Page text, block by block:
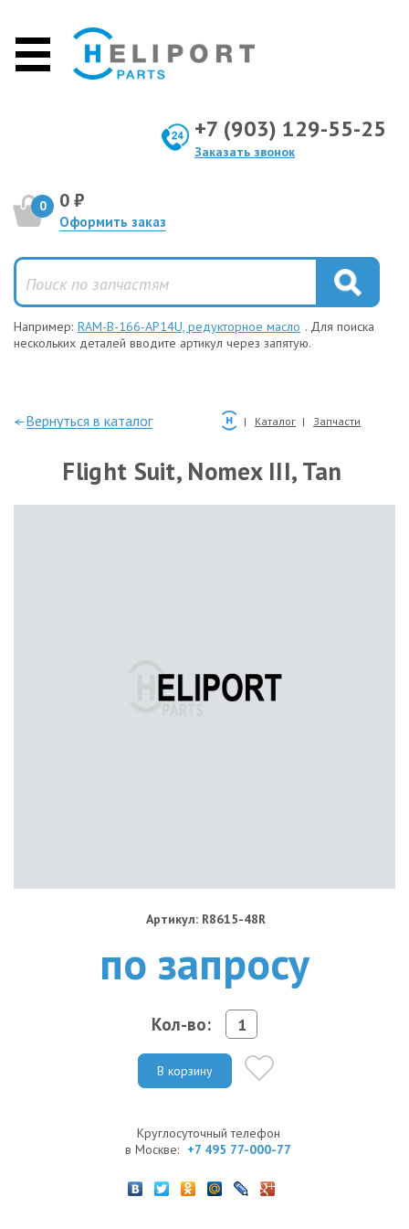
+7 (903) 129-55-25
Заказать звонок
0 0 ₽
Оформить заказ
Например: RAM-B-166-AP14U, редукторное масло . Для поиска
нескольких деталей вводите артикул через запятую.
—Вернуться в каталог Каталог Запчасти
Flight Suit, Nomex III, Tan
Артикул: R8615-48R
по запросу
Кол-во:
В корзину
Круглосуточный телефон
в Москве: +7 495 77-000-77